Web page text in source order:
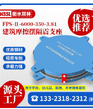
摩擦摆隔震支座FPSII-
300-3.48